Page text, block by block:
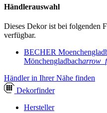
Händlerauswahl
Dieses Dekor ist bei folgenden
verfügbar.
BECHER
Mönchengladbach
Händler in Ihrer Nähe finden
Dekorfinder
Hersteller